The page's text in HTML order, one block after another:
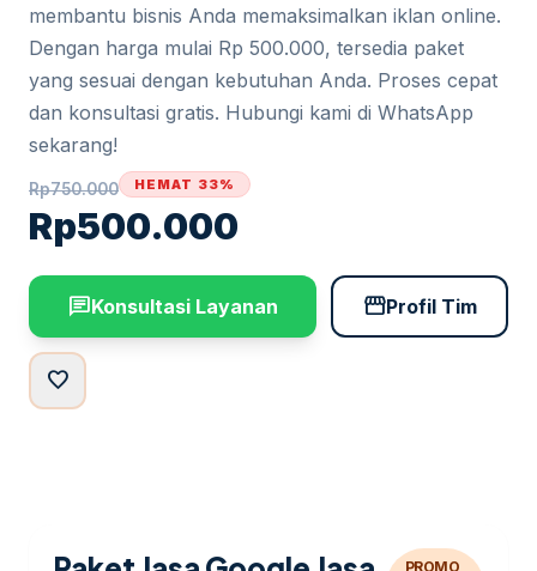
membantu bisnis Anda memaksimalkan iklan online.
Dengan harga mulai Rp 500.000, tersedia paket
yang sesuai dengan kebutuhan Anda. Proses cepat
dan konsultasi gratis. Hubungi kami di WhatsApp
sekarang!
Rp750.000
Rp500.000
HEMAT 33%
chatKonsultasi Layanan storefrontProfil Tim
favorite
PROMO